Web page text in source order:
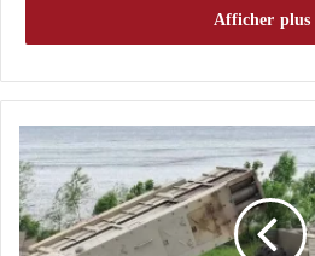
La souveraineté
réacteurs
L’une des armes les
: le Tomahawk en fer
Afficher plus
U
n
c
o
n